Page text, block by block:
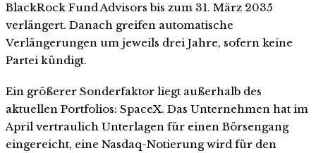
BlackRock Fund Advisors bis zum 31. März 2035
verlängert. Danach greifen automatische
Verlängerungen um jeweils drei Jahre, sofern keine
Partei kündigt.
Ein größerer Sonderfaktor liegt außerhalb des
aktuellen Portfolios: SpaceX. Das Unternehmen hat im
April vertraulich Unterlagen für einen Börsengang
eingereicht, eine Nasdaq-Notierung wird für den